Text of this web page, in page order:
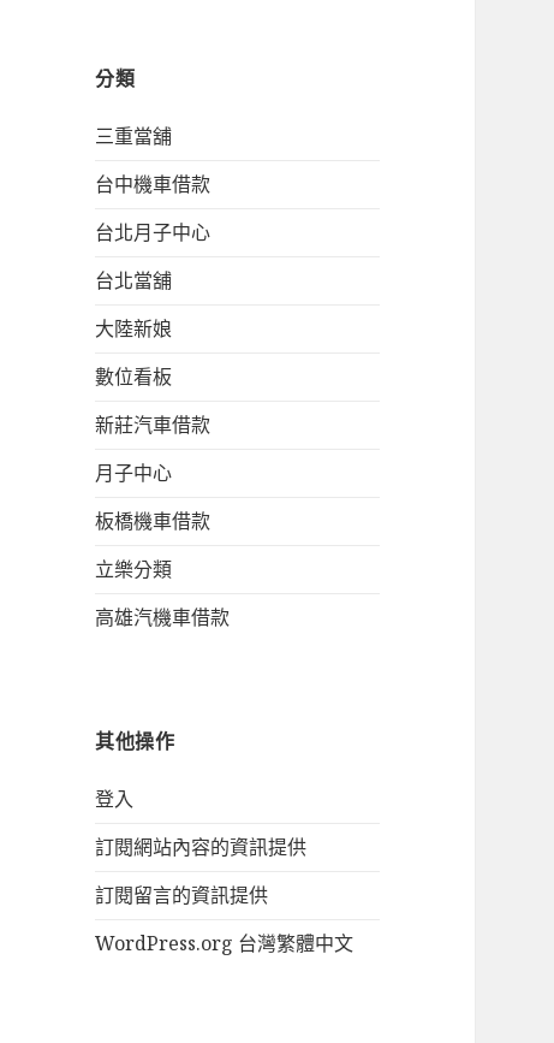
分類
三重當舖
台中機車借款
台北月子中心
台北當舖
大陸新娘
數位看板
新莊汽車借款
月子中心
板橋機車借款
立樂分類
高雄汽機車借款
其他操作
登入
訂閱網站內容的資訊提供
訂閱留言的資訊提供
WordPress.org 台灣繁體中文